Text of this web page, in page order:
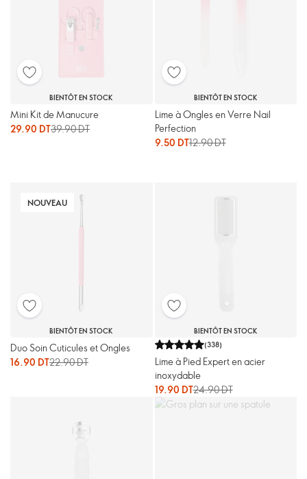
BIENTÔT EN STOCK
Mini Kit de Manucure
29.90 DT39.90 DT
BIENTÔT EN STOCK
Lime à Ongles en Verre Nail
Perfection
9.50 DT12.90 DT
NOUVEAU
BIENTÔT EN STOCK
Duo Soin Cuticules et Ongles
16.90 DT22.90 DT
BIENTÔT EN STOCK
(338)
Lime à Pied Expert en acier
inoxydable
19.90 DT24.90 DT